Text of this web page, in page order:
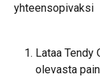
yhteensopivaksi
Lataa Tendy
olevasta